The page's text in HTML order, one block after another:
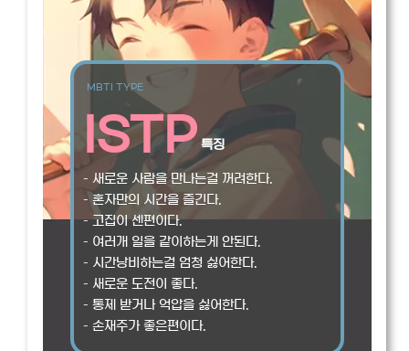
MBTI TYPE
ISTP 특징
– 새로운 사람을 만나는걸 꺼려한다.
– 혼자만의 시간을 즐긴다.
– 고집이 센편이다.
– 여러개 일을 같이하는게 안된다.
– 시간낭비하는걸 엄청 싫어한다.
– 새로운 도전이 좋다.
– 통제 받거나 억압을 싫어한다.
– 손재주가 좋은편이다.